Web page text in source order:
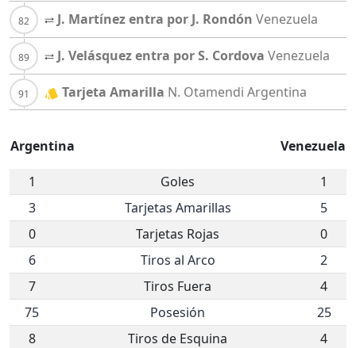
J. Martínez entra por J. Rondón Venezuela
J. Velásquez entra por S. Cordova Venezuela
Tarjeta Amarilla N. Otamendi Argentina
Argentina Venezuela
1 Goles
1
3
Tarjetas Amarillas
5
0
Tarjetas Rojas
0
6
Tiros al Arco
2
7
Tiros Fuera
4
75
Posesión
25
8
Tiros de Esquina
4